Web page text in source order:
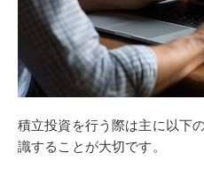
積立投資を行う際は主に以下
識することが大切です。